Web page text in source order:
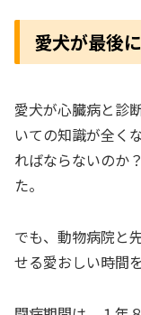
愛犬が最後
愛犬が心臓病と診
いての知識が全く
ればならないのか
た。
でも、動物病院と
せる愛おしい時間